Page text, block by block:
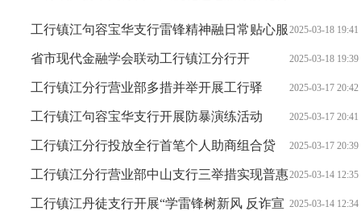
老人之忧
2025-03-18 19:41
工行镇江句容宝华支行雷锋精神融日常贴心服
务谱新章 2025-03-18 19:39
省市现代金融学会联动工行镇江分行开
展“315”专题宣传活动 2025-03-17 20:42
工行镇江分行营业部多措并举开展工行驿
站“学雷锋志愿服务”活动 2025-03-17 20:41
工行镇江句容宝华支行开展防暴演练活动
2025-03-17 20:39
工行镇江分行投放全行首笔个人助商组合贷
2025-03-14 12:35
工行镇江分行营业部中山支行三举措实现普惠
业务再创佳绩 2025-03-14 12:34
工行镇江丹徒支行开展“学雷锋树新风 反诈宣